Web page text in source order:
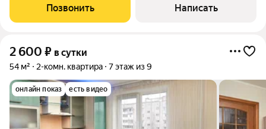
Позвонить Написать
2 600 ₽ в сутки
54 м² 2-комн. квартира 7 этаж из 9
онлайн показ есть видео